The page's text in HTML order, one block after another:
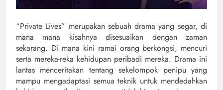
“Private Lives” merupakan sebuah drama yang segar, di
mana mana kisahnya disesuaikan dengan zaman
sekarang. Di mana kini ramai orang berkongsi, mencuri
serta mereka-reka kehidupan peribadi mereka. Drama ini
lantas menceritakan tentang sekelompok penipu yang
mampu mengadaptasi semua teknik untuk mendedahkan